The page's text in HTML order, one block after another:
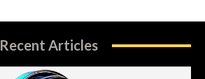
Recent Articles